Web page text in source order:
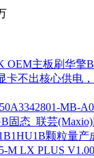
OEM主板刷华擎
卡不出核心供电
MB-
固态_联芸
颗粒量产
M LX PLUS